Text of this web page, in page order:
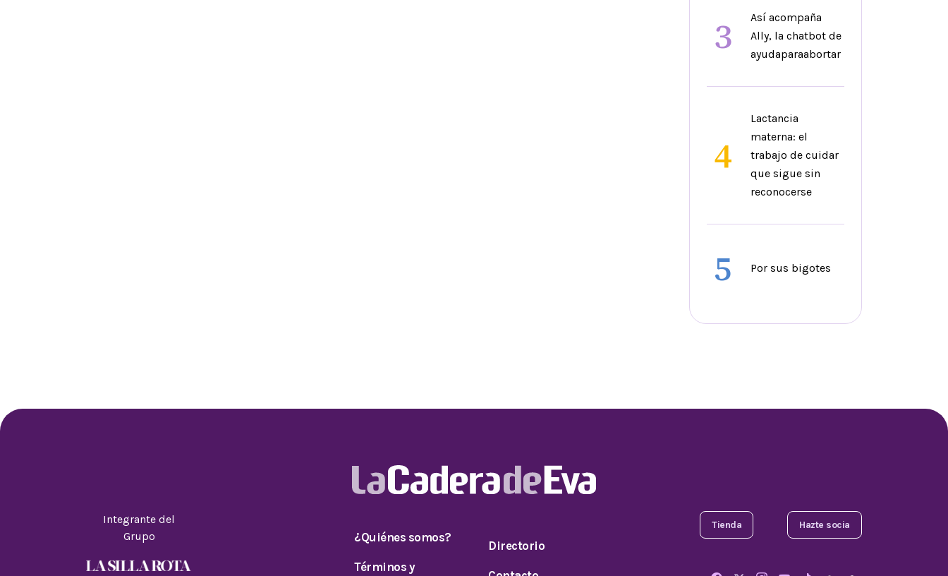
3
Así acompaña
Ally, la chatbot de
ayudaparaabortar
4
Lactancia
materna: el
trabajo de cuidar
que sigue sin
reconocerse
5 Por sus bigotes
Integrante del
Grupo
¿Quiénes somos?
Términos y
Directorio
Tienda Hazte socia